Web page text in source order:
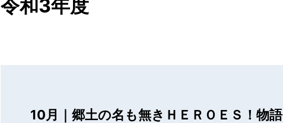
令和3年度
10月｜郷土の名も無きＨＥＲＯＥＳ！物語